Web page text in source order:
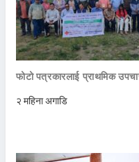
फोटो पत्रकारलाई प्राथमिक
२ महिना अगाडि